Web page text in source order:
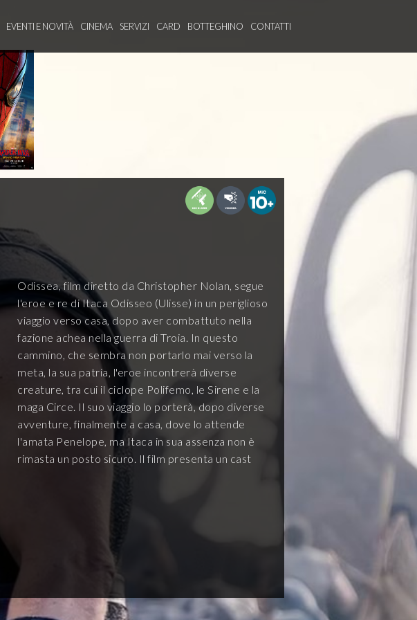
EVENTI E NOVITÀ CINEMA SERVIZI CARD BOTTEGHINO CONTATTI
Odissea, film diretto da Christopher Nolan, segue
l'eroe e re di Itaca Odisseo (Ulisse) in un periglioso
viaggio verso casa, dopo aver combattuto nella
fazione achea nella guerra di Troia. In questo
cammino, che sembra non portarlo mai verso la
meta, la sua patria, l'eroe incontrerà diverse
creature, tra cui il ciclope Polifemo, le Sirene e la
maga Circe. Il suo viaggio lo porterà, dopo diverse
avventure, finalmente a casa, dove lo attende
l'amata Penelope, ma Itaca in sua assenza non è
rimasta un posto sicuro. Il film presenta un cast
Robert Pattinson e Charlize Theron ...